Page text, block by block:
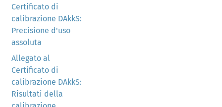
Certificato di
calibrazione DAkkS:
Precisione d'uso
assoluta
Allegato al
Certificato di
calibrazione DAkkS:
Risultati della